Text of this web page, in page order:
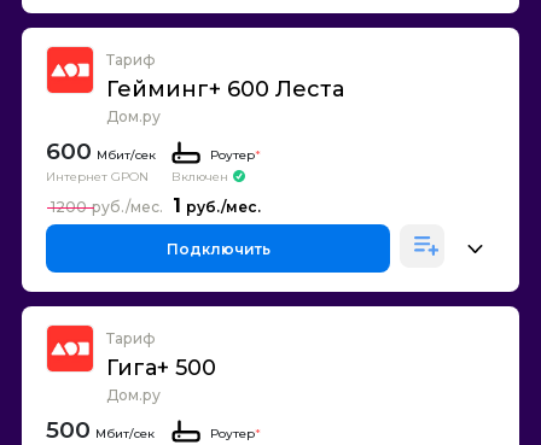
Тариф
Гейминг+ 600 Леста
Дом.ру
600
Интернет GPON
Роутер*
Включен
1
1200
Подключить
Тариф
Гига+ 500
Дом.ру
500 Роутер*